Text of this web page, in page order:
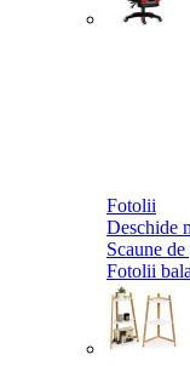
Fotolii
Deschide
Scaune
Fotolii